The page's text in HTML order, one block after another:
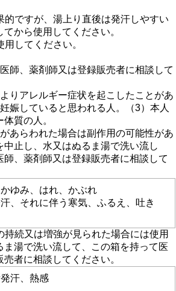
的ですが、湯上り直後は発汗しやすい
から使用してください。
してください。
師、薬剤師又は登録販売者に相談して
りアレルギー症状を起こしたことがあ
娠していると思われる人。（3）本人
質の人。
あらわれた場合は副作用の可能性があ
中止し、水又はぬるま湯で洗い流し
、薬剤師又は登録販売者に相談して
ゆみ、はれ、かぶれ
、それに伴う寒気、ふるえ、吐き
持続又は増強が見られた場合には使用
ま湯で洗い流して、この箱を持って医
者に相談してください。
汗、熱感